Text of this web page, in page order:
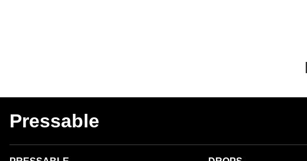
Pressable